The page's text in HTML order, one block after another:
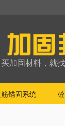
买加固材料，就
筋锚固系统